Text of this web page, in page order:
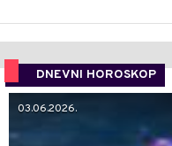
DNEVNI HOROSKOP
03.06.2026.